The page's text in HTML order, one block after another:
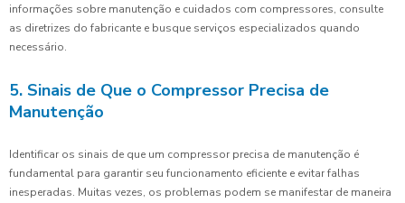
informações sobre manutenção e cuidados com compressores, consulte
as diretrizes do fabricante e busque serviços especializados quando
necessário.
5. Sinais de Que o Compressor Precisa de
Manutenção
Identificar os sinais de que um compressor precisa de manutenção é
fundamental para garantir seu funcionamento eficiente e evitar falhas
inesperadas. Muitas vezes, os problemas podem se manifestar de maneira